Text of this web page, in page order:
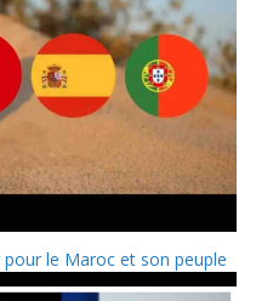
le Maroc et son peuple